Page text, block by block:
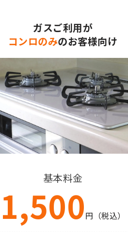
ガスご利用が
コンロのみのお客様向け
基本料金
1,500円（税込）